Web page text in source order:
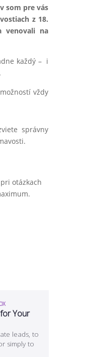
som pre vás
z 18.
venovali na
každý – i
vždy
správny
otázkach